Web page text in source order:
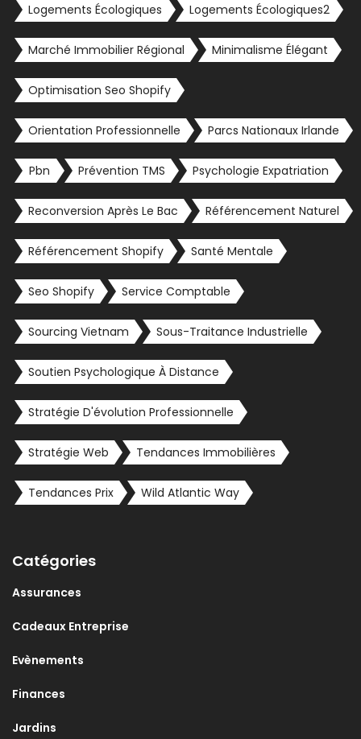
Logements Écologiques Logements Écologiques2
Marché Immobilier Régional Minimalisme Élégant
Optimisation Seo Shopify
Orientation Professionnelle Parcs Nationaux Irlande
Pbn Prévention TMS Psychologie Expatriation
Reconversion Après Le Bac Référencement Naturel
Référencement Shopify Santé Mentale
Seo Shopify Service Comptable
Sourcing Vietnam Sous-Traitance Industrielle
Soutien Psychologique À Distance
Stratégie D'évolution Professionnelle
Stratégie Web Tendances Immobilières
Tendances Prix Wild Atlantic Way
Catégories
Assurances
Cadeaux Entreprise
Evènements
Finances
Jardins